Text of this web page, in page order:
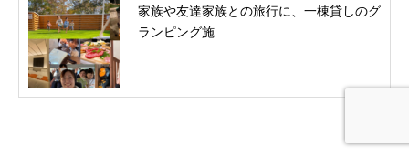
家族や友達家族との旅行に、一棟貸しのグ
ランピング施...